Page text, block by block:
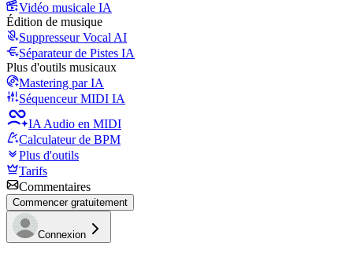
Vidéo musicale IA
Édition de musique
Suppresseur Vocal AI
Séparateur de Pistes IA
Plus d'outils musicaux
Mastering par IA
Séquenceur MIDI IA
IA Audio en MIDI
Calculateur de BPM
Plus d'outils
Tarifs
Commentaires
Commencer gratuitement
Connexion